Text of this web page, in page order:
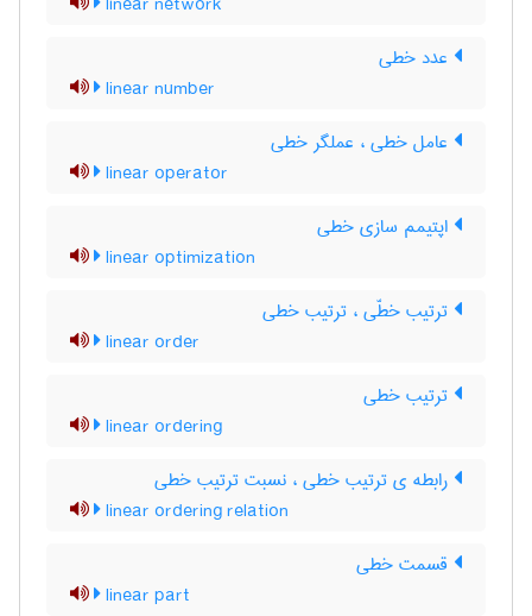
عدد خطی
linear number
عامل خطی ، عملگر خطی
linear operator
اپتیمم سازی خطی
linear optimization
ترتیب خطّی ، ترتیب خطی
linear order
ترتیب خطی
linear ordering
رابطه ی ترتیب خطی ، نسبت ترتیب خطی
linear ordering relation
قسمت خطی
linear part